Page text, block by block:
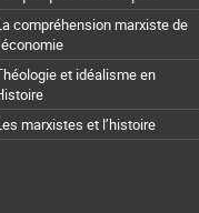
compréhension marxiste de
et idéalisme en
marxistes et l’histoire